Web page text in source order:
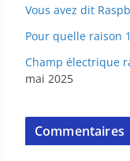
Vous avez dit
Pour quelle raison
Champ électrique
mai 2025
Commentaires